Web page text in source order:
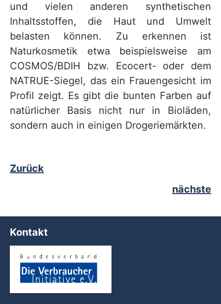
und vielen anderen synthetischen
Inhaltsstoffen, die Haut und Umwelt
belasten können. Zu erkennen ist
Naturkosmetik etwa beispielsweise am
COSMOS/BDIH bzw. Ecocert- oder dem
NATRUE-Siegel, das ein Frauengesicht im
Profil zeigt. Es gibt die bunten Farben auf
natürlicher Basis nicht nur in Bioläden,
sondern auch in einigen Drogeriemärkten.
Zurück
nächste
Kontakt